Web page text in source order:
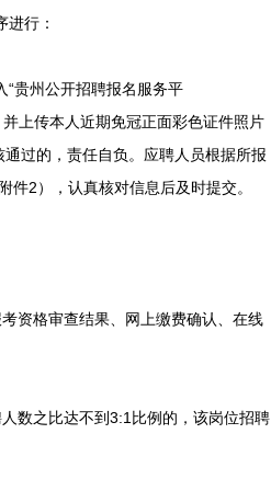
行：
贵州公开招聘报名服务平
上传本人近期免冠正面彩色证件照片
过的，责任自负。应聘人员根据所报
2），认真核对信息后及时提交。
资格审查结果、网上缴费确认、在线
数之比达不到3:1比例的，该岗位招聘